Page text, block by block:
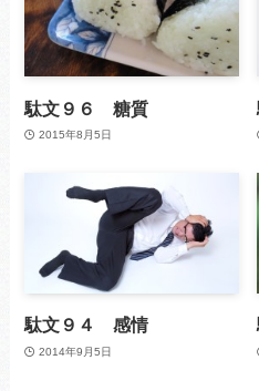
駄文９６ 糖質
2015年8月5日
駄文９４ 感情
2014年9月5日